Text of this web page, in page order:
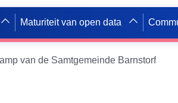
Maturiteit van open data
van de Samtgemeinde Barnstorf